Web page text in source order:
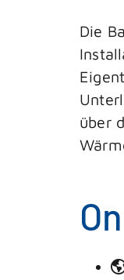
Die
über